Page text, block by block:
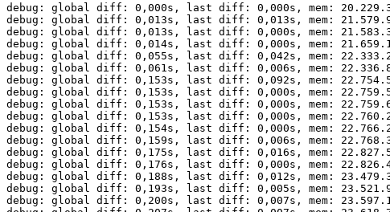
debug: global diff: 0,000s, last diff: 0,000s, mem:
debug: global diff: 0,013s, last diff: 0,013s, mem:
debug: global diff: 0,013s, last diff: 0,000s, mem:
debug: global diff: 0,014s, last diff: 0,000s, mem:
debug: global diff: 0,055s, last diff: 0,042s, mem:
debug: global diff: 0,061s, last diff: 0,006s, mem:
debug: global diff: 0,153s, last diff: 0,092s, mem:
debug: global diff: 0,153s, last diff: 0,000s, mem:
debug: global diff: 0,153s, last diff: 0,000s, mem:
debug: global diff: 0,153s, last diff: 0,000s, mem:
debug: global diff: 0,154s, last diff: 0,000s, mem:
debug: global diff: 0,159s, last diff: 0,006s, mem:
debug: global diff: 0,175s, last diff: 0,016s, mem:
debug: global diff: 0,176s, last diff: 0,000s, mem:
debug: global diff: 0,188s, last diff: 0,012s, mem:
debug: global diff: 0,193s, last diff: 0,005s, mem:
debug: global diff: 0,200s, last diff: 0,007s, mem: